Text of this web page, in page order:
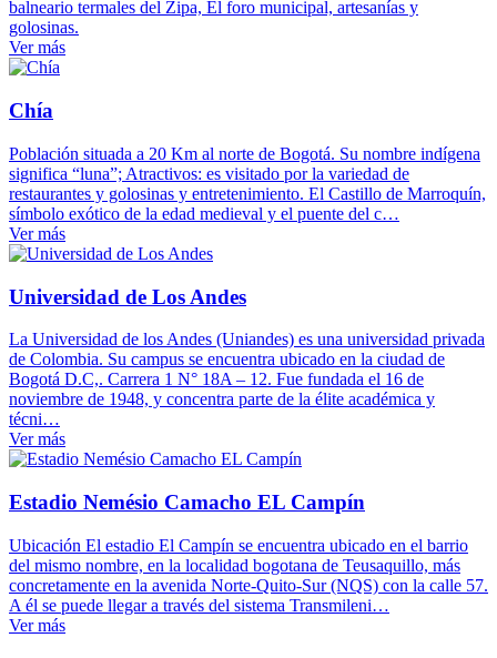
balneario termales del Zipa, El foro municipal, artesanías y
golosinas.
Ver más
Chía
Población situada a 20 Km al norte de Bogotá. Su nombre indígena
significa “luna”; Atractivos: es visitado por la variedad de
restaurantes y golosinas y entretenimiento. El Castillo de Marroquín,
símbolo exótico de la edad medieval y el puente del c…
Ver más
Universidad de Los Andes
La Universidad de los Andes (Uniandes) es una universidad privada
de Colombia. Su campus se encuentra ubicado en la ciudad de
Bogotá D.C,. Carrera 1 N° 18A – 12. Fue fundada el 16 de
noviembre de 1948, y concentra parte de la élite académica y
técni…
Ver más
Estadio Nemésio Camacho EL Campín
Ubicación El estadio El Campín se encuentra ubicado en el barrio
del mismo nombre, en la localidad bogotana de Teusaquillo, más
concretamente en la avenida Norte-Quito-Sur (NQS) con la calle 57.
A él se puede llegar a través del sistema Transmileni…
Ver más